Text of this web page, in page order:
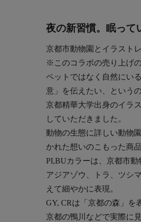
夜の新習慣。眠って
京都市動物園とイラスト
※このコラボの売り上げ
ペットではなく自然にい
意」を伝えたい、という
京都精華大学出身のイラ
していただきました。
動物の生態に詳しい動物
かれた想いのこもった商品
PI,BUカラーは、京都市
アジアゾウ、トラ、ツシ
えて細やかに表現。
GY, CRは「京都の森」を
京都の鴨川などで実際に